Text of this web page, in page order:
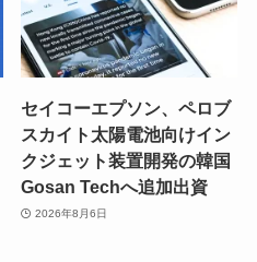
セイコーエプソン、ペロブ
スカイト太陽電池向けイン
クジェット装置開発の韓国
Gosan Techへ追加出資
2026年8月6日